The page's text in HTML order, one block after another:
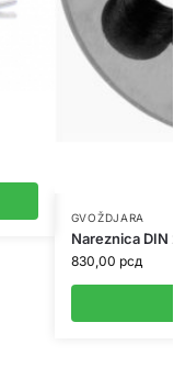
GVOŽDJARA
Nareznica DIN
830,00 рсд